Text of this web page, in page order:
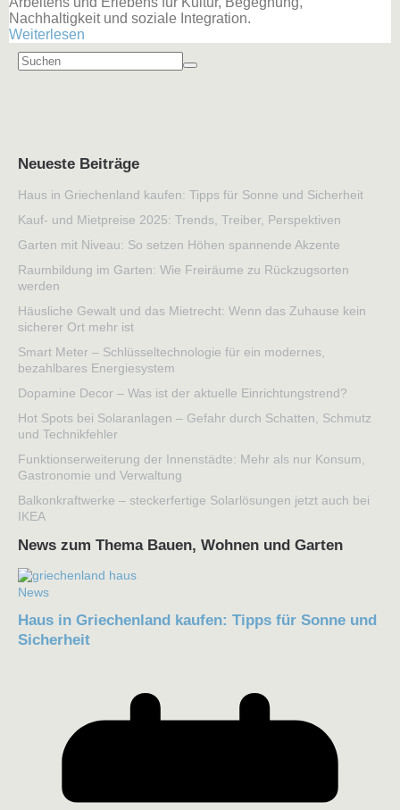
Nachhaltigkeit und soziale Integration.
Weiterlesen
Neueste Beiträge
Haus in Griechenland kaufen: Tipps für Sonne und Sicherheit
Kauf- und Mietpreise 2025: Trends, Treiber, Perspektiven
Garten mit Niveau: So setzen Höhen spannende Akzente
Raumbildung im Garten: Wie Freiräume zu Rückzugsorten
werden
Häusliche Gewalt und das Mietrecht: Wenn das Zuhause kein
sicherer Ort mehr ist
Smart Meter – Schlüsseltechnologie für ein modernes,
bezahlbares Energiesystem
Dopamine Decor – Was ist der aktuelle Einrichtungstrend?
Hot Spots bei Solaranlagen – Gefahr durch Schatten, Schmutz
und Technikfehler
Funktionserweiterung der Innenstädte: Mehr als nur Konsum,
Gastronomie und Verwaltung
Balkonkraftwerke – steckerfertige Solarlösungen jetzt auch bei
IKEA
News zum Thema Bauen, Wohnen und Garten
News
Haus in Griechenland kaufen: Tipps für Sonne und
Sicherheit